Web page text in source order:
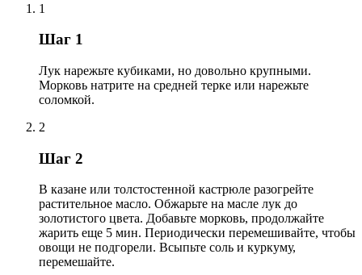
1
Шаг 1
Лук нарежьте кубиками, но довольно крупными.
Морковь натрите на средней терке или нарежьте
соломкой.
2
Шаг 2
В казане или толстостенной кастрюле разогрейте
растительное масло. Обжарьте на масле лук до
золотистого цвета. Добавьте морковь, продолжайте
жарить еще 5 мин. Периодически перемешивайте, чтобы
овощи не подгорели. Всыпьте соль и куркуму,
перемешайте.